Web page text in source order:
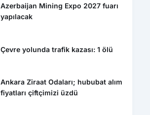
Azerbaijan Mining Expo 2027 fuarı
yapılacak
Çevre yolunda trafik kazası: 1 ölü
Ankara Ziraat Odaları; hububat alım
fiyatları çiftçimizi üzdü